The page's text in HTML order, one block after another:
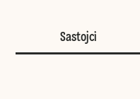
Sastojci